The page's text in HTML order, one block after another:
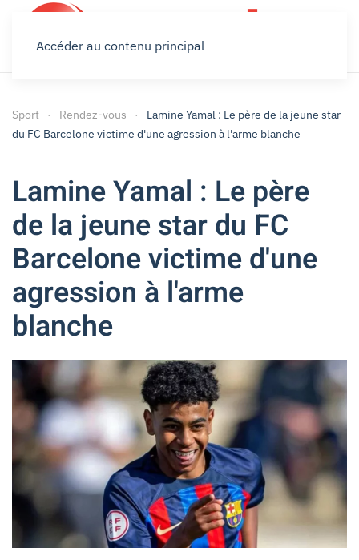
Accéder au contenu principal
Sport Rendez-vous
Lamine Yamal : Le père de la jeune star
du FC Barcelone victime d'une agression à l'arme blanche
Lamine Yamal : Le père
de la jeune star du FC
Barcelone victime d'une
agression à l'arme
blanche